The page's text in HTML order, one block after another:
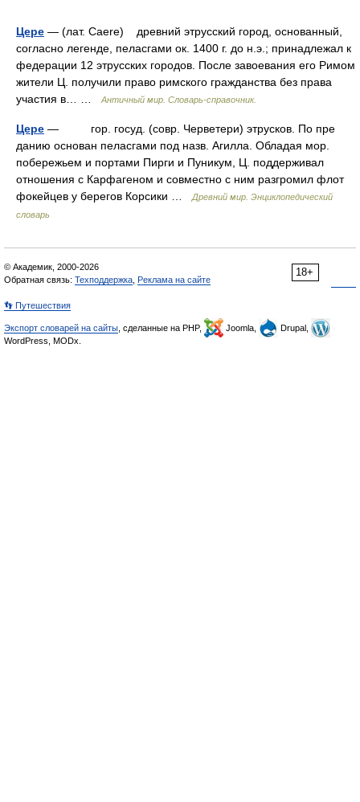
Цере — (лат. Caere) древний этрусский город, основанный,
согласно легенде, пеласгами ок. 1400 г. до н.э.; принадлежал к
федерации 12 этрусских городов. После завоевания его Римом
жители Ц. получили право римского гражданства без права
участия в… …
Античный мир. Словарь-справочник.
Цере — гор. госуд. (совр. Черветери) этрусков. По пре
данию основан пеласгами под назв. Агилла. Обладая мор.
побережьем и портами Пирги и Пуникум, Ц. поддерживал
отношения с Карфагеном и совместно с ним разгромил флот
фокейцев у берегов Корсики …
Древний мир. Энциклопедический
словарь
18+
© Академик, 2000-2026
Обратная связь: Техподдержка Реклама на сайте
👣 Путешествия
Экспорт словарей на сайты , сделанные на PHP, Joomla,
Drupal,
WordPress, MODx.